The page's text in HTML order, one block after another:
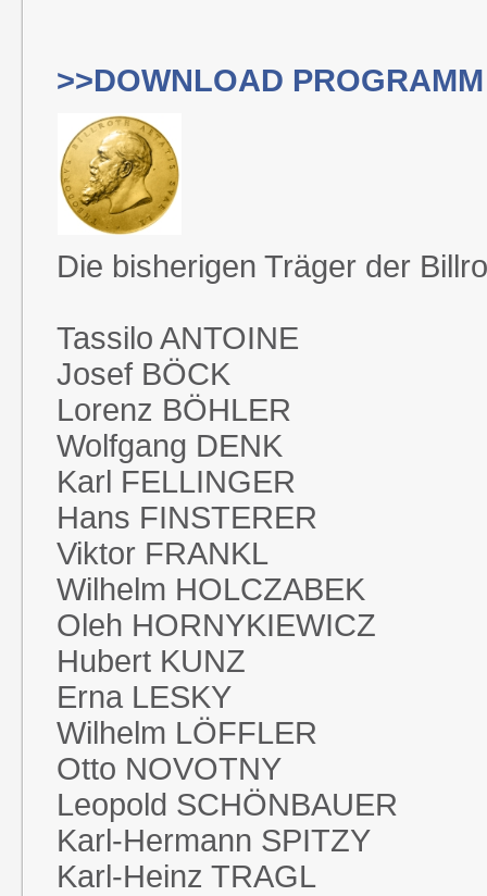
>>DOWNLOAD PROGRAMM
Die bisherigen Träger der
Tassilo ANTOINE
Josef BÖCK
Lorenz BÖHLER
Wolfgang DENK
Karl FELLINGER
Hans FINSTERER
Viktor FRANKL
Wilhelm HOLCZABEK
Oleh HORNYKIEWICZ
Hubert KUNZ
Erna LESKY
Wilhelm LÖFFLER
Otto NOVOTNY
Leopold SCHÖNBAUER
Karl-Hermann SPITZY
Karl-Heinz TRAGL